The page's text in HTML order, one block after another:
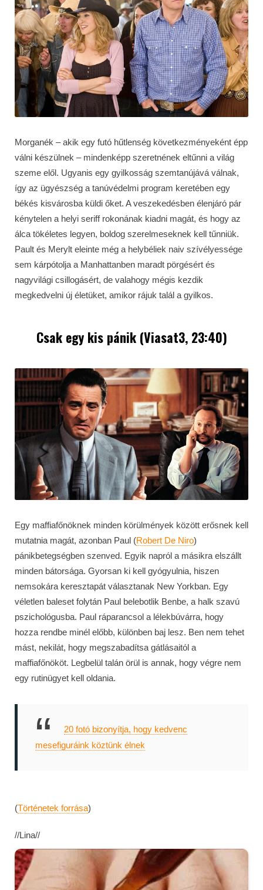
Morganék – akik egy futó hűtlenség következményeként épp
válni készülnek – mindenképp szeretnének eltűnni a világ
szeme elől. Ugyanis egy gyilkosság szemtanújává válnak,
így az ügyészség a tanúvédelmi program keretében egy
békés kisvárosba küldi őket. A veszekedésben élenjáró pár
kénytelen a helyi seriff rokonának kiadni magát, és hogy az
álca tökéletes legyen, boldog szerelmeseknek kell tűnniük.
Pault és Merylt eleinte még a helybéliek naiv szívélyessége
sem kárpótolja a Manhattanben maradt pörgésért és
nagyvilági csillogásért, de valahogy mégis kezdik
megkedvelni új életüket, amikor rájuk talál a gyilkos.
Csak egy kis pánik (Viasat3, 23:40)
Egy maffiafőnöknek minden körülmények között erősnek kell
mutatnia magát, azonban Paul (Robert De Niro)
pánikbetegségben szenved. Egyik napról a másikra elszállt
minden bátorsága. Gyorsan ki kell gyógyulnia, hiszen
nemsokára keresztapát választanak New Yorkban. Egy
véletlen baleset folytán Paul belebotlik Benbe, a halk szavú
pszichológusba. Paul ráparancsol a lélekbúvárra, hogy
hozza rendbe minél előbb, különben baj lesz. Ben nem tehet
mást, nekilát, hogy megszabadítsa gátlásaitól a
maffiafőnököt. Legbelül talán örül is annak, hogy végre nem
egy rutinügyet kell oldania.
20 fotó bizonyítja, hogy kedvenc
mesefiguráink köztünk élnek
(Történetek forrása)
//Lina//